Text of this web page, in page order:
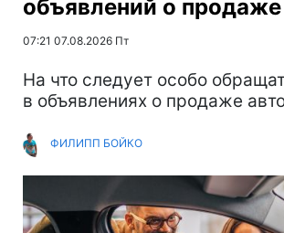
объявлений о продаже
07:21 07.08.2026 Пт
На что следует особо
в объявлениях о продаже
ФИЛИПП БОЙКО